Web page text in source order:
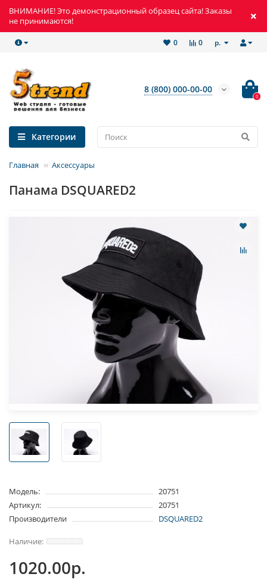
ВНИМАНИЕ! Это демонстрационный образец сайта! Заказы
не принимаются!
р.
0
0
8 (800) 000-00-00
0
Категории
Главная Аксессуары
Панама DSQUARED2
Модель:
20751
Артикул:
20751
Производители
DSQUARED2
1020.00р.